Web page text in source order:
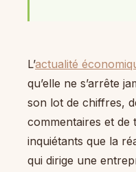
L’actualité
qu’elle ne s’arrête
son lot de chiffres,
commentaires et de
inquiétants que la
qui dirige une